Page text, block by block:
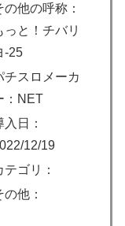
の他の呼称：
っと！チバリ
-25
チスロメーカ
：NET
入日：
12/19
テゴリ：
の他：